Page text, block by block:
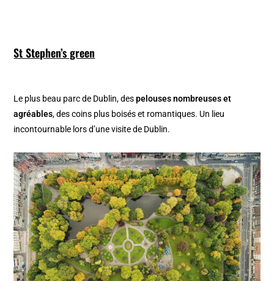
St Stephen’s green
Le plus beau parc de Dublin, despelouses nombreuses et
agréables, des coins plus boisés et romantiques. Un lieu
incontournable lors d’une visite de Dublin.